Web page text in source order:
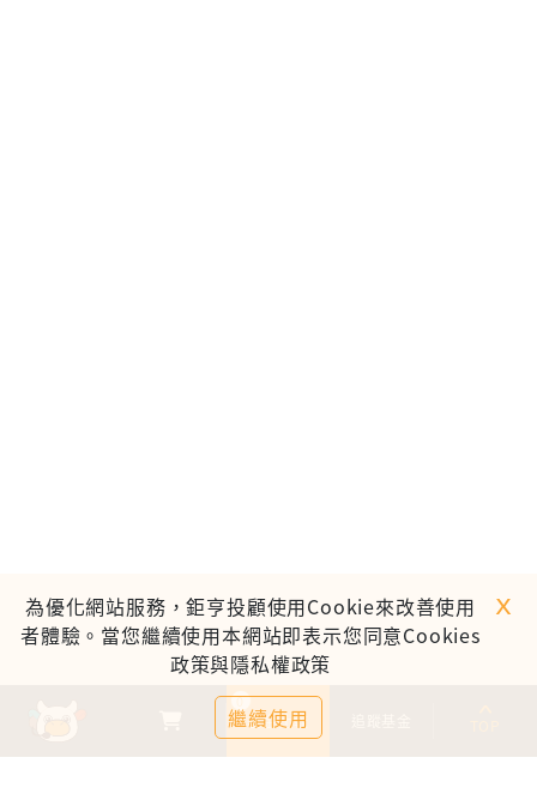
基金比較
0
為優化網站服務，鉅亨投顧使用Cookie來改善使用
者體驗。當您繼續使用本網站即表示您同意Cookies
政策與隱私權政策
繼續使用
ｘ